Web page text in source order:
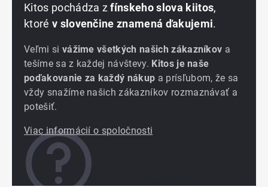
Kitos pochádza zfínskeho slova kiitos,
ktoré v slovenčine znamená ďakujemi.
Veľmi si vážime všetkých našich zákazníkov a
tešíme sa z každej návštevy. Kitos je naše
poďakovanie za každý nákup a prísľubom, že sa
vždy snažíme našich zákazníkov rozmaznávať a
potešiť.
Viac informácií o spoločnosti